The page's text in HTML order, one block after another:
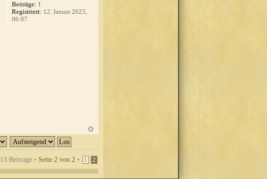
Beiträge: 1
Registriert: 12. Januar 2023,
06:07
13 Beiträge • Seite 2 von 2 • 1 2